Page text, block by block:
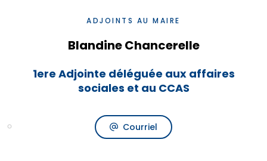
ADJOINTS AU MAIRE
Blandine Chancerelle
1ere Adjointe déléguée aux affaires
sociales et au CCAS
Courriel